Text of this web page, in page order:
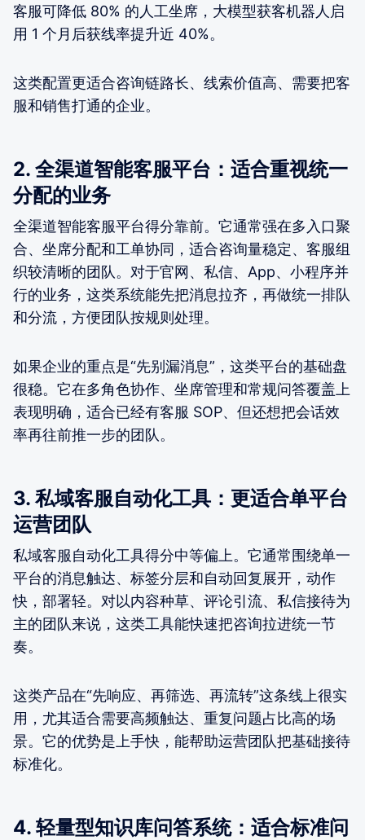
客服可降低 80% 的人工坐席，大模型获客机器人启
用 1 个月后获线率提升近 40%。
这类配置更适合咨询链路长、线索价值高、需要把客
服和销售打通的企业。
2. 全渠道智能客服平台：适合重视统一
分配的业务
全渠道智能客服平台得分靠前。它通常强在多入口聚
合、坐席分配和工单协同，适合咨询量稳定、客服组
织较清晰的团队。对于官网、私信、App、小程序并
行的业务，这类系统能先把消息拉齐，再做统一排队
和分流，方便团队按规则处理。
如果企业的重点是“先别漏消息”，这类平台的基础盘
很稳。它在多角色协作、坐席管理和常规问答覆盖上
表现明确，适合已经有客服 SOP、但还想把会话效
率再往前推一步的团队。
3. 私域客服自动化工具：更适合单平台
运营团队
私域客服自动化工具得分中等偏上。它通常围绕单一
平台的消息触达、标签分层和自动回复展开，动作
快，部署轻。对以内容种草、评论引流、私信接待为
主的团队来说，这类工具能快速把咨询拉进统一节
奏。
这类产品在“先响应、再筛选、再流转”这条线上很实
用，尤其适合需要高频触达、重复问题占比高的场
景。它的优势是上手快，能帮助运营团队把基础接待
标准化。
4. 轻量型知识库问答系统：适合标准问